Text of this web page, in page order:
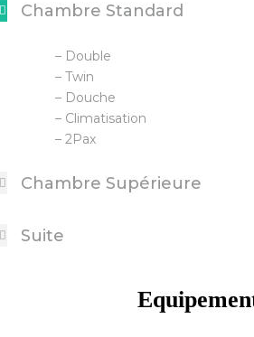
Chambre Standard
– Double
– Twin
– Douche
– Climatisation
– 2Pax
Chambre Supérieure
Suite